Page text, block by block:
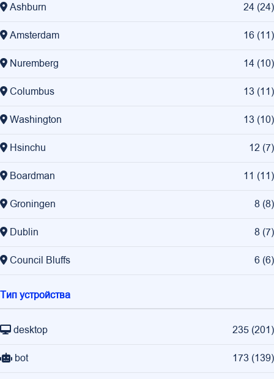
Ashburn 24 (24)
Amsterdam 16 (11)
Nuremberg 14 (10)
Columbus 13 (11)
Washington 13 (10)
Hsinchu 12 (7)
Boardman 11 (11)
Groningen 8 (8)
Dublin 8 (7)
Council Bluffs 6 (6)
Тип устройства
desktop 235 (201)
bot 173 (139)